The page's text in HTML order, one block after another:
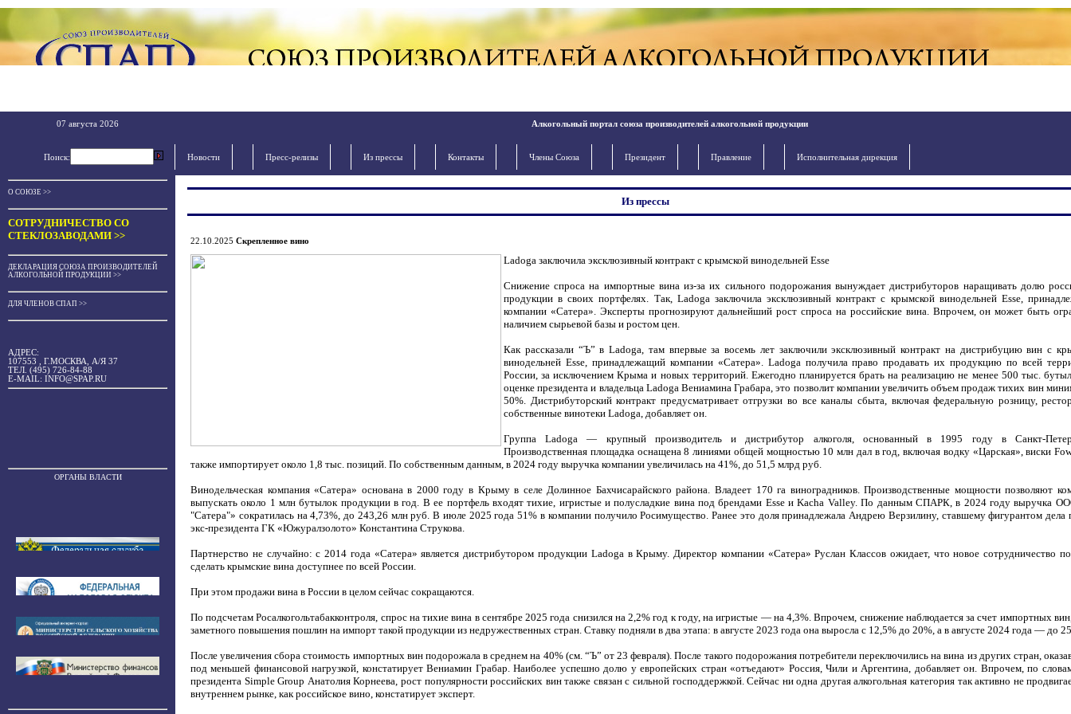
07 августа 2026 Алкогольный портал союза производителей алкогольной продукции
Поиск: Новости Пресс-релизы Из прессы Контакты Члены Cоюза Президент Правление Исполнительная дирекция
О СОЮЗЕ >>
СОТРУДНИЧЕСТВО СО
СТЕКЛОЗАВОДАМИ >>
ДЕКЛАРАЦИЯ СОЮЗА ПРОИЗВОДИТЕЛЕЙ
АЛКОГОЛЬНОЙ ПРОДУКЦИИ >>
ДЛЯ ЧЛЕНОВ СПАП >>
АДРЕС:
107553 , Г.МОСКВА, А/Я 37
ТЕЛ. (495) 726-84-88
E-MAIL: INFO@SPAP.RU
ОРГАНЫ ВЛАСТИ
Из прессы
22.10.2025 Скрепленное вино
Ladoga заключила эксклюзивный контракт с крымской винодельней Esse
Снижение спроса на импортные вина из-за их сильного подорожания вынуждает дистрибуторов наращивать долю
продукции в своих портфелях. Так, Ladoga заключила эксклюзивный контракт с крымской винодельней Esse,
компании «Сатера». Эксперты прогнозируют дальнейший рост спроса на российские вина. Впрочем, он может быть
наличием сырьевой базы и ростом цен.
Как рассказали “Ъ” в Ladoga, там впервые за восемь лет заключили эксклюзивный контракт на дистрибуцию вин с
винодельней Esse, принадлежащий компании «Сатера». Ladoga получила право продавать их продукцию по всей
России, за исключением Крыма и новых территорий. Ежегодно планируется брать на реализацию не менее 500 тыс.
оценке президента и владельца Ladoga Вениамина Грабара, это позволит компании увеличить объем продаж тихих вин
50%. Дистрибуторский контракт предусматривает отгрузки во все каналы сбыта, включая федеральную розницу,
собственные винотеки Ladoga, добавляет он.
Группа Ladoga — крупный производитель и дистрибутор алкоголя, основанный в 1995 году в Санкт-
Производственная площадка оснащена 8 линиями общей мощностью 10 млн дал в год, включая водку «Царская», виски
также импортирует около 1,8 тыс. позиций. По собственным данным, в 2024 году выручка компании увеличилась на 41%, до 51,5 млрд руб.
Винодельческая компания «Сатера» основана в 2000 году в Крыму в селе Долинное Бахчисарайского района. Владеет 170 га виноградников. Производственные мощности позволяют
выпускать около 1 млн бутылок продукции в год. В ее портфель входят тихие, игристые и полусладкие вина под брендами Esse и Kacha Valley. По данным СПАРК, в 2024 году выручка
"Сатера"» сократилась на 4,73%, до 243,26 млн руб. В июле 2025 года 51% в компании получило Росимущество. Ранее это доля принадлежала Андрею Верзилину, ставшему фигурантом дела
экс-президента ГК «Южуралзолото» Константина Струкова.
Партнерство не случайно: с 2014 года «Сатера» является дистрибутором продукции Ladoga в Крыму. Директор компании «Сатера» Руслан Классов ожидает, что новое сотрудничество
сделать крымские вина доступнее по всей России.
При этом продажи вина в России в целом сейчас сокращаются.
По подсчетам Росалкогольтабакконтроля, спрос на тихие вина в сентябре 2025 года снизился на 2,2% год к году, на игристые — на 4,3%. Впрочем, снижение наблюдается за счет импортных
заметного повышения пошлин на импорт такой продукции из недружественных стран. Ставку подняли в два этапа: в августе 2023 года она выросла с 12,5% до 20%, а в августе 2024 года — до
После увеличения сбора стоимость импортных вин подорожала в среднем на 40% (см. “Ъ” от 23 февраля). После такого подорожания потребители переключились на вина из других стран,
под меньшей финансовой нагрузкой, констатирует Вениамин Грабар. Наиболее успешно долю у европейских стран «отъедают» Россия, Чили и Аргентина, добавляет он. Впрочем, по
президента Simple Group Анатолия Корнеева, рост популярности российских вин также связан с сильной господдержкой. Сейчас ни одна другая алкогольная категория так активно не
внутреннем рынке, как российское вино, констатирует эксперт.